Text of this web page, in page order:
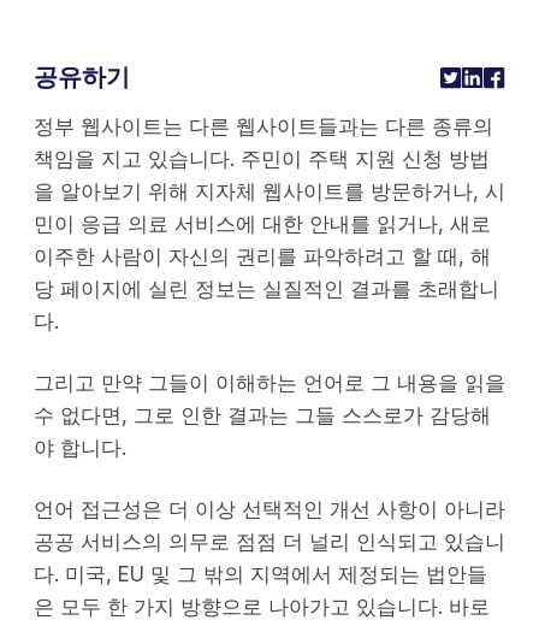
정부 웹사이트는 다른 웹사이트들과는 다른 종류의
책임을 지고 있습니다. 주민이 주택 지원 신청 방법
을 알아보기 위해 지자체 웹사이트를 방문하거나, 시
민이 응급 의료 서비스에 대한 안내를 읽거나, 새로
이주한 사람이 자신의 권리를 파악하려고 할 때, 해
당 페이지에 실린 정보는 실질적인 결과를 초래합니
다.
그리고 만약 그들이 이해하는 언어로 그 내용을 읽을
수 없다면, 그로 인한 결과는 그들 스스로가 감당해
야 합니다.
언어 접근성은 더 이상 선택적인 개선 사항이 아니라
공공 서비스의 의무로 점점 더 널리 인식되고 있습니
다. 미국, EU 및 그 밖의 지역에서 제정되는 법안들
은 모두 한 가지 방향으로 나아가고 있습니다. 바로
공유하기